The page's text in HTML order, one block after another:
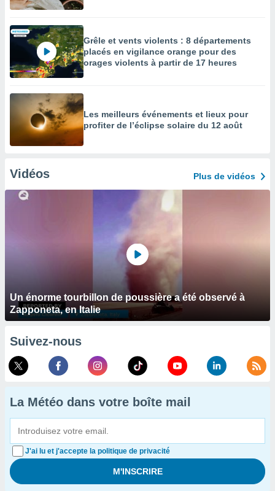
Grêle et vents violents : 8 départements
placés en vigilance orange pour des
orages violents à partir de 17 heures
Les meilleurs événements et lieux pour
profiter de l’éclipse solaire du 12 août
Vidéos Plus de vidéos
Un énorme tourbillon de poussière a été observé à
Zapponeta, en Italie
Suivez-nous
La Météo dans votre boîte mail
J'ai lu et j'accepte la politique de privacité